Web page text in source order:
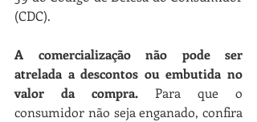
(CDC).
A comercialização não pode ser
atrelada a descontos ou embutida no
valor da compra. Para que o
consumidor não seja enganado, confira